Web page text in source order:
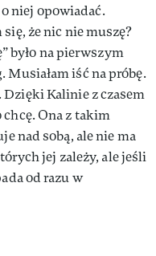
niej opowiadać.
że nic nie muszę?
było na pierwszym
iść na próbę.
Kalinie z czasem
chcę. Ona z takim
nad sobą, ale nie ma
jej zależy, ale jeśli
od razu w